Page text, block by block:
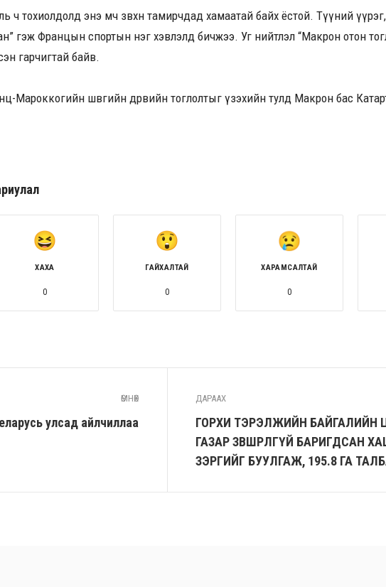
ч тохиолдолд энэ мөч зөвхөн тамирчдад хамаатай байх ёстой. Түүний
гэж Францын спортын нэг хэвлэлд бичжээ. Уг нийтлэл “Макрон отон
гарчигтай байв.
Мароккогийн шөвгийн дөрвийн тоглолтыг үзэхийн тулд Макрон бас
ХАХА
0
ГАЙХАЛТАЙ
0
ХАРАМСАЛТАЙ
0
ӨМНӨХ
улсад айлчиллаа
ДАРААХ
ГОРХИ ТЭРЭЛЖИЙН БАЙГАЛИЙН
ГАЗАР ЗӨВШӨӨРӨЛГҮЙ БАРИГДСАН
ЗЭРГИЙГ БУУЛГАЖ, 195.8 ГА